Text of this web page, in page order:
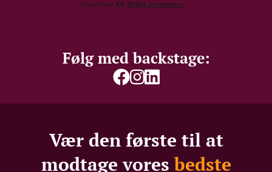
Følg med backstage:
Vær den første til at
modtage voresbedste